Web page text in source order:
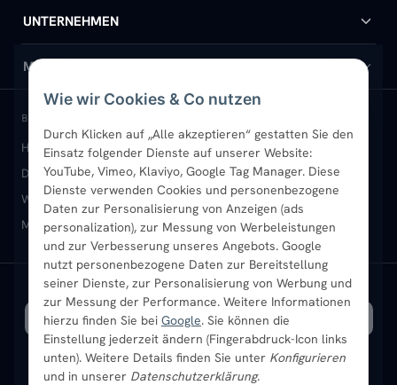
Wie wir Cookies & Co nutzen
Durch Klicken auf „Alle akzeptieren“ gestatten Sie den
Einsatz folgender Dienste auf unserer Website:
YouTube, Vimeo, Klaviyo, Google Tag Manager. Diese
Dienste verwenden Cookies und personenbezogene
Daten zur Personalisierung von Anzeigen (ads
personalization), zur Messung von Werbeleistungen
und zur Verbesserung unseres Angebots. Google
nutzt personenbezogene Daten zur Bereitstellung
seiner Dienste, zur Personalisierung von Werbung und
zur Messung der Performance. Weitere Informationen
hierzu finden Sie bei Google. Sie können die
Einstellung jederzeit ändern (Fingerabdruck-Icon links
unten). Weitere Details finden Sie unter Konfigurieren
und in unserer Datenschutzerklärung.
Handtuchheizkörper
Design-Heizkörper
Paneelheizkörper
Vertikal-Heizkörper
Heizkörper-Zubehör
Hilfe & Kontakt
Versand & Lieferung
Rückgabe & Widerruf
Garantie & Gewährleistung
Montageservice vor Ort
Sendung verfolgen
UNTERNEHMEN
Wir über uns
Standort & Abholung Jüchen
B2B-Kunden
Karriere
Ratgeber
Bestpreisgarantie
MEIN KONTO
Anmelden / Mein Konto
Merkliste
Newsletter
Aktuelle Angebote
BELIEBTE KATEGORIEN
Heizkörper kaufenBadheizkörperHandtuchheizkörper
Design-HeizkörperPaneelheizkörperVertikal-Heizkörper
Wandheizkörper Wohnraum-Heizkörper Badheizkörper Schwarz
Mischbetrieb-HeizkörperHeizkörper-ZubehörAktuelle Angebote
VERSAND MIT